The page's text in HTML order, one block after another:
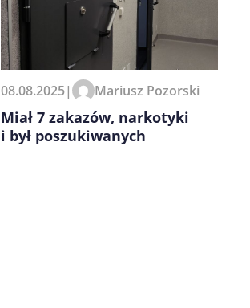
08.08.2025| Mariusz Pozorski
Miał 7 zakazów, narkotyki
i był poszukiwanych